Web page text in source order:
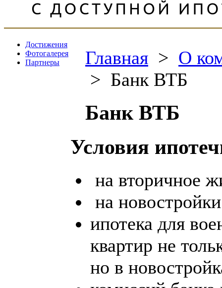
Достижения
Фотогалерея
Партнеры
Главная > О
> Банк ВТБ
Банк ВТБ
Условия
на вторичное
на новостройки
ипотека для
квартир не
но в